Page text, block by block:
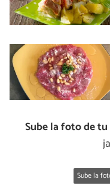
Sube la foto de tu
Sube la